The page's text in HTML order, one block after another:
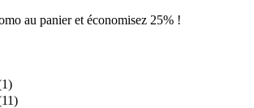
au panier et économisez 25% !